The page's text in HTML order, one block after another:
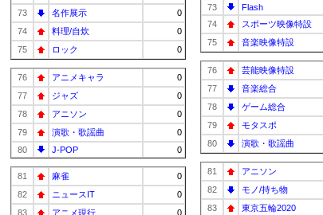
73
名作展示
0
74
料理/自炊
0
75
ロック 0
76 アニメキャラ
0
77
ジャズ
0
78
アニソン
0
79
演歌・歌謡曲
0
80
J-POP 0
81 麻雀
0
82
ニュースIT
0
83
アニメ現行
0
73
Flash
74
スポーツ映像特設
75
音楽映像特設
76 芸能映像特設
77
音楽総合
78
ゲーム総合
79
モタスポ
80
演歌・歌謡曲
81 アニソン
82
モノ/持ち物
83
東京五輪2020